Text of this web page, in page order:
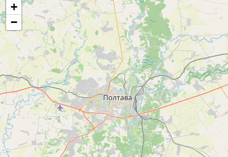
+
−